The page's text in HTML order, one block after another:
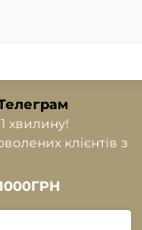
хвилину!
клієнтів з